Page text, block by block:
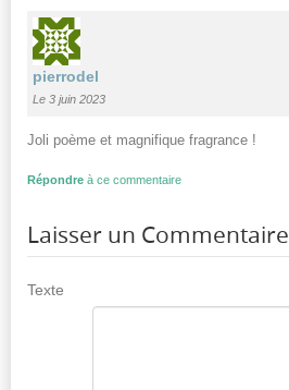
pierrodel
Le 3 juin 2023
Joli poème et magnifique fragrance !
Répondre à ce commentaire
Laisser un Commentaire
Texte